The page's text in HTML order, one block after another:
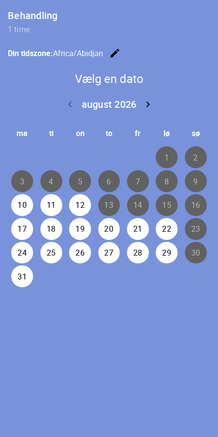
Behandling
1 time
Din tidszone:Africa/Abidjan
edit
Vælg en dato
august 2026
keyboard_arrow_left
keyboard_arrow_right
ma ti on to fr lø sø
1 2
3 4 5 6 7 8 9
10 11 12 13 14 15 16
17 18 19 20 21 22 23
24 25 26 27 28 29 30
31